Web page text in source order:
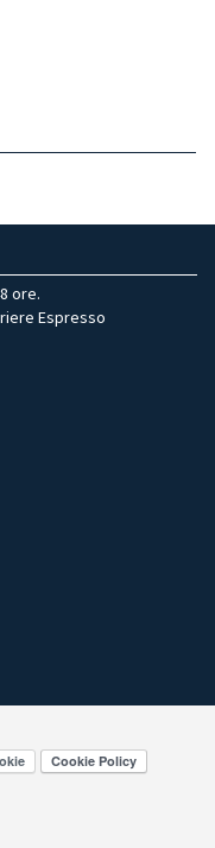
ore.
Espresso